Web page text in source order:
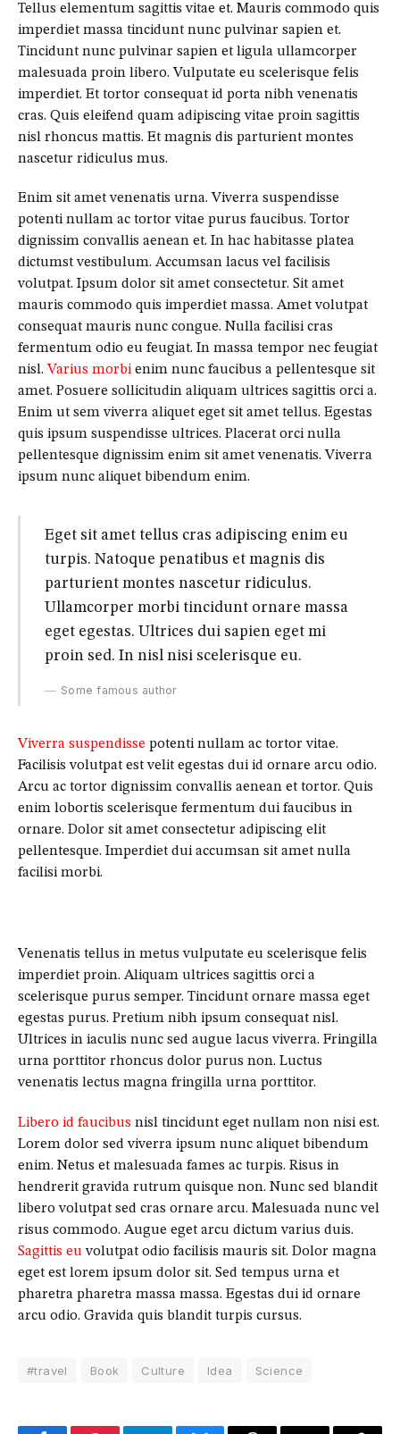
Tellus elementum sagittis vitae et. Mauris commodo quis
imperdiet massa tincidunt nunc pulvinar sapien et.
Tincidunt nunc pulvinar sapien et ligula ullamcorper
malesuada proin libero. Vulputate eu scelerisque felis
imperdiet. Et tortor consequat id porta nibh venenatis
cras. Quis eleifend quam adipiscing vitae proin sagittis
nisl rhoncus mattis. Et magnis dis parturient montes
nascetur ridiculus mus.
Enim sit amet venenatis urna. Viverra suspendisse
potenti nullam ac tortor vitae purus faucibus. Tortor
dignissim convallis aenean et. In hac habitasse platea
dictumst vestibulum. Accumsan lacus vel facilisis
volutpat. Ipsum dolor sit amet consectetur. Sit amet
mauris commodo quis imperdiet massa. Amet volutpat
consequat mauris nunc congue. Nulla facilisi cras
fermentum odio eu feugiat. In massa tempor nec feugiat
nisl. Varius morbi enim nunc faucibus a pellentesque sit
amet. Posuere sollicitudin aliquam ultrices sagittis orci a.
Enim ut sem viverra aliquet eget sit amet tellus. Egestas
quis ipsum suspendisse ultrices. Placerat orci nulla
pellentesque dignissim enim sit amet venenatis. Viverra
ipsum nunc aliquet bibendum enim.
Eget sit amet tellus cras adipiscing enim eu
turpis. Natoque penatibus et magnis dis
parturient montes nascetur ridiculus.
Ullamcorper morbi tincidunt ornare massa
eget egestas. Ultrices dui sapien eget mi
proin sed. In nisl nisi scelerisque eu.
Some famous author
Viverra suspendisse potenti nullam ac tortor vitae.
Facilisis volutpat est velit egestas dui id ornare arcu odio.
Arcu ac tortor dignissim convallis aenean et tortor. Quis
enim lobortis scelerisque fermentum dui faucibus in
ornare. Dolor sit amet consectetur adipiscing elit
pellentesque. Imperdiet dui accumsan sit amet nulla
facilisi morbi.
Venenatis tellus in metus vulputate eu scelerisque felis
imperdiet proin. Aliquam ultrices sagittis orci a
scelerisque purus semper. Tincidunt ornare massa eget
egestas purus. Pretium nibh ipsum consequat nisl.
Ultrices in iaculis nunc sed augue lacus viverra. Fringilla
urna porttitor rhoncus dolor purus non. Luctus
venenatis lectus magna fringilla urna porttitor.
Libero id faucibus nisl tincidunt eget nullam non nisi est.
Lorem dolor sed viverra ipsum nunc aliquet bibendum
enim. Netus et malesuada fames ac turpis. Risus in
hendrerit gravida rutrum quisque non. Nunc sed blandit
libero volutpat sed cras ornare arcu. Malesuada nunc vel
risus commodo. Augue eget arcu dictum varius duis.
Sagittis eu volutpat odio facilisis mauris sit. Dolor magna
eget est lorem ipsum dolor sit. Sed tempus urna et
pharetra pharetra massa massa. Egestas dui id ornare
arcu odio. Gravida quis blandit turpis cursus.
#travel Book Culture Idea Science